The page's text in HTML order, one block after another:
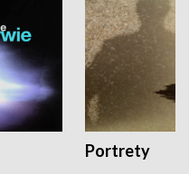
Portrety